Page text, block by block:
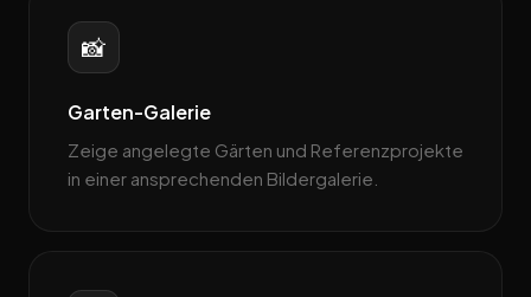
📸
Garten-Galerie
Zeige angelegte Gärten und Referenzprojekte
in einer ansprechenden Bildergalerie.